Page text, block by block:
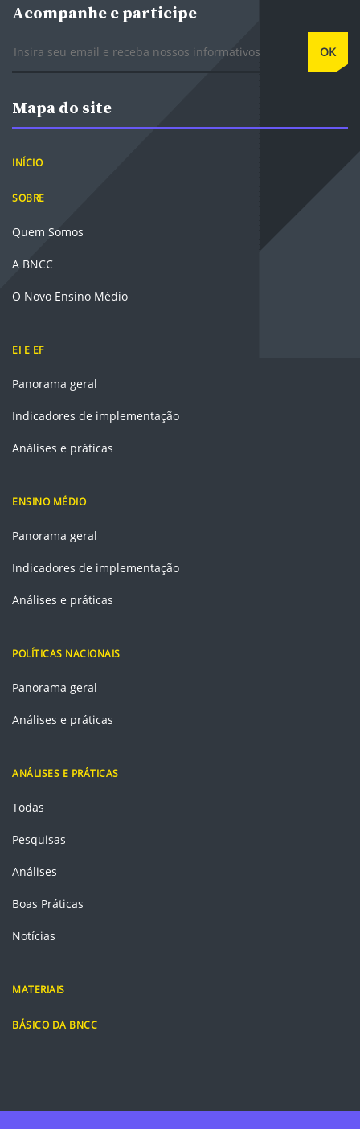
Acompanhe e participe
OK
Mapa do site
INÍCIO
SOBRE
Quem Somos
A BNCC
O Novo Ensino Médio
EI E EF
Panorama geral
Indicadores de implementação
Análises e práticas
ENSINO MÉDIO
Panorama geral
Indicadores de implementação
Análises e práticas
POLÍTICAS NACIONAIS
Panorama geral
Análises e práticas
ANÁLISES E PRÁTICAS
Todas
Pesquisas
Análises
Boas Práticas
Notícias
MATERIAIS
BÁSICO DA BNCC